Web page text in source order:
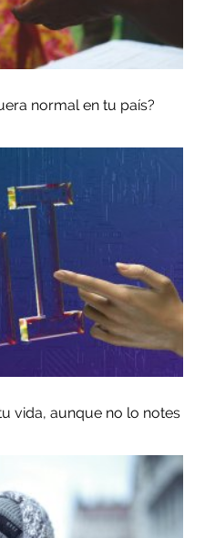
normal en tu país?
vida, aunque no lo notes